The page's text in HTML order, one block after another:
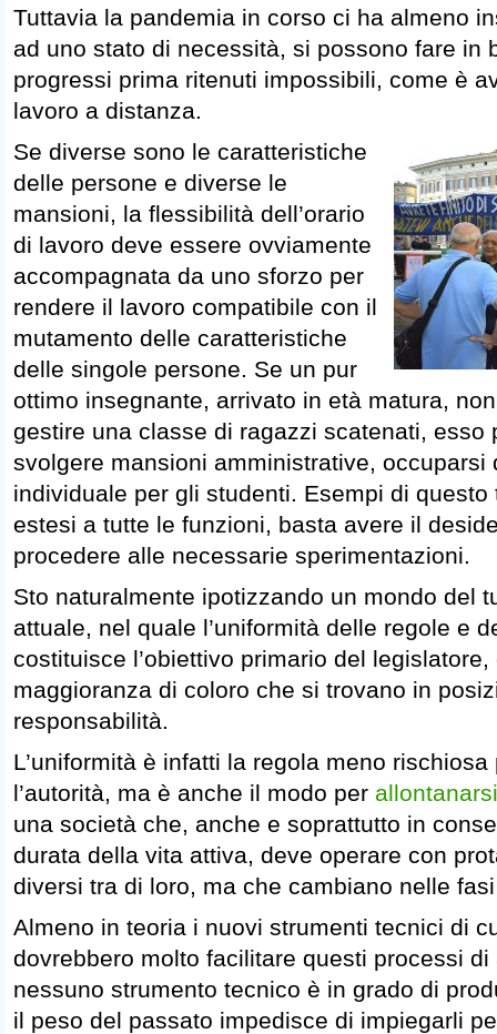
Tuttavia la pandemia in corso ci ha almeno
ad uno stato di necessità, si possono fare in
progressi prima ritenuti impossibili, come è
lavoro a distanza.
Se diverse sono le caratteristiche
delle persone e diverse le
mansioni, la flessibilità dell’orario
di lavoro deve essere ovviamente
accompagnata da uno sforzo per
rendere il lavoro compatibile con il
mutamento delle caratteristiche
delle singole persone. Se un pur
ottimo insegnante, arrivato in età matura,
gestire una classe di ragazzi scatenati, esso
svolgere mansioni amministrative, occuparsi
individuale per gli studenti. Esempi di
estesi a tutte le funzioni, basta avere il
procedere alle necessarie sperimentazioni.
Sto naturalmente ipotizzando un mondo del
attuale, nel quale l’uniformità delle regole e
costituisce l’obiettivo primario del
maggioranza di coloro che si trovano in
responsabilità.
L’uniformità è infatti la regola meno
l’autorità, ma è anche il modo per
una società che, anche e soprattutto in
durata della vita attiva, deve operare con
diversi tra di loro, ma che cambiano nelle
Almeno in teoria i nuovi strumenti tecnici di
dovrebbero molto facilitare questi processi
nessuno strumento tecnico è in grado di
il peso del passato impedisce di impiegarli